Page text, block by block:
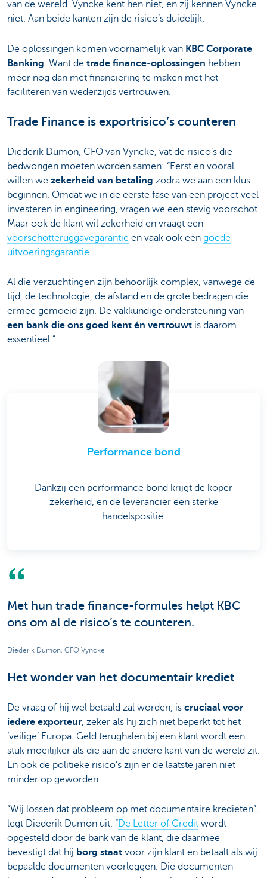
van de wereld. Vyncke kent hen niet, en zij kennen Vyncke
niet. Aan beide kanten zijn de risico’s duidelijk.
De oplossingen komen voornamelijk van KBC Corporate
Banking. Want de trade finance-oplossingen hebben
meer nog dan met financiering te maken met het
faciliteren van wederzijds vertrouwen.
Trade Finance is exportrisico’s counteren
Diederik Dumon, CFO van Vyncke, vat de risico’s die
bedwongen moeten worden samen: “Eerst en vooral
willen we zekerheid van betaling zodra we aan een klus
beginnen. Omdat we in de eerste fase van een project veel
investeren in engineering, vragen we een stevig voorschot.
Maar ook de klant wil zekerheid en vraagt een
voorschotteruggavegarantie en vaak ook een goede
uitvoeringsgarantie.
Al die verzuchtingen zijn behoorlijk complex, vanwege de
tijd, de technologie, de afstand en de grote bedragen die
ermee gemoeid zijn. De vakkundige ondersteuning van
een bank die ons goed kent én vertrouwt is daarom
essentieel.”
Performance bond
Dankzij een performance bond krijgt de koper
zekerheid, en de leverancier een sterke
handelspositie.
Met hun trade finance-formules helpt KBC
ons om al de risico’s te counteren.
Diederik Dumon, CFO Vyncke
Het wonder van het documentair krediet
De vraag of hij wel betaald zal worden, is cruciaal voor
iedere exporteur, zeker als hij zich niet beperkt tot het
‘veilige’ Europa. Geld terughalen bij een klant wordt een
stuk moeilijker als die aan de andere kant van de wereld zit.
En ook de politieke risico’s zijn er de laatste jaren niet
minder op geworden.
“Wij lossen dat probleem op met documentaire kredieten”,
legt Diederik Dumon uit. “De Letter of Credit wordt
opgesteld door de bank van de klant, die daarmee
bevestigt dat hij borg staat voor zijn klant en betaalt als wij
bepaalde documenten voorleggen. Die documenten